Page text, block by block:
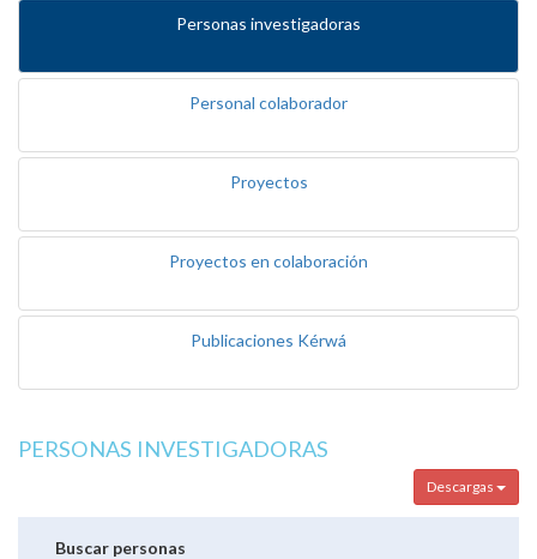
Personas investigadoras
Personal colaborador
Proyectos
Proyectos en colaboración
Publicaciones Kérwá
PERSONAS INVESTIGADORAS
Descargas
Buscar personas